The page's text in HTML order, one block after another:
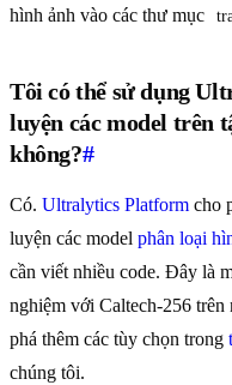
hình ảnh vào các thư mục
Tôi có thể sử dụng
luyện các model trên
không?#
Có. Ultralytics Platform cho
luyện các model phân loại
cần viết nhiều code. Đây là
nghiệm với Caltech-256 trên
phá thêm các tùy chọn trong
chúng tôi.